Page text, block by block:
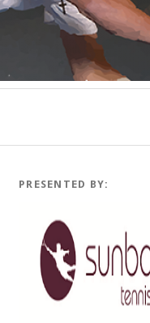
PRESENTED BY: